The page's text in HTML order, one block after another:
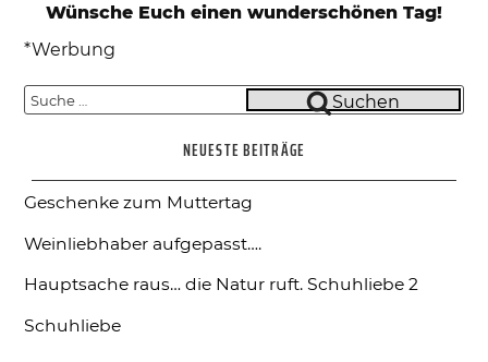
Wünsche Euch einen wunderschönen Tag!
*Werbung
Suche
Suchen
NEUESTE BEITRÄGE
Geschenke zum Muttertag
Weinliebhaber aufgepasst….
Hauptsache raus… die Natur ruft. Schuhliebe 2
Schuhliebe